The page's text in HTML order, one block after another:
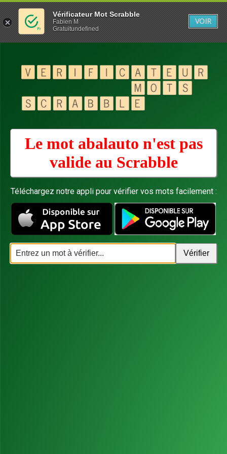
Le mot abalauto n'est pas
valide au Scrabble
Téléchargez notre appli pour vérifier vos mots facilement :
Vérificateur Mot Scrabble
Fabien M
Gratuitundefined
VOIR